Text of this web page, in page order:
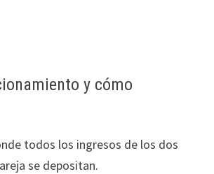
y cómo
todos los ingresos de los dos
se depositan.